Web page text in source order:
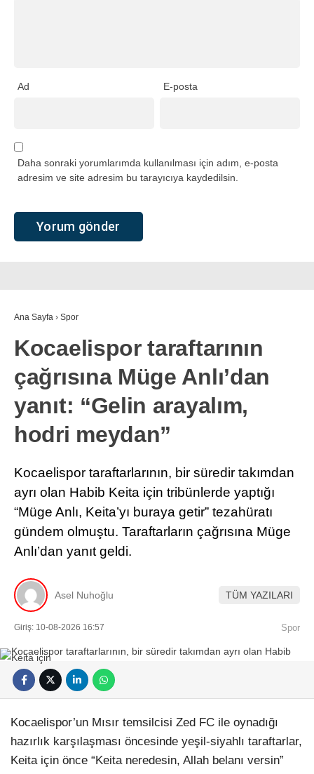
Ad E-posta
Daha sonraki yorumlarımda kullanılması için adım, e-posta
adresim ve site adresim bu tarayıcıya kaydedilsin.
Ana Sayfa › Spor
Kocaelispor taraftarının
çağrısına Müge Anlı’dan
yanıt: “Gelin arayalım,
hodri meydan”
Kocaelispor taraftarlarının, bir süredir takımdan
ayrı olan Habib Keita için tribünlerde yaptığı
“Müge Anlı, Keita’yı buraya getir” tezahüratı
gündem olmuştu. Taraftarların çağrısına Müge
Anlı’dan yanıt geldi.
Asel Nuhoğlu TÜM YAZILARI
Giriş: 10-08-2026 16:57 Spor
Kocaelispor’un Mısır temsilcisi Zed FC ile oynadığı
hazırlık karşılaşması öncesinde yeşil-siyahlı taraftarlar,
Keita için önce “Keita neredesin, Allah belanı versin”